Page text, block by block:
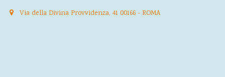
Via della Divina Provvidenza, 41 00166 - ROMA